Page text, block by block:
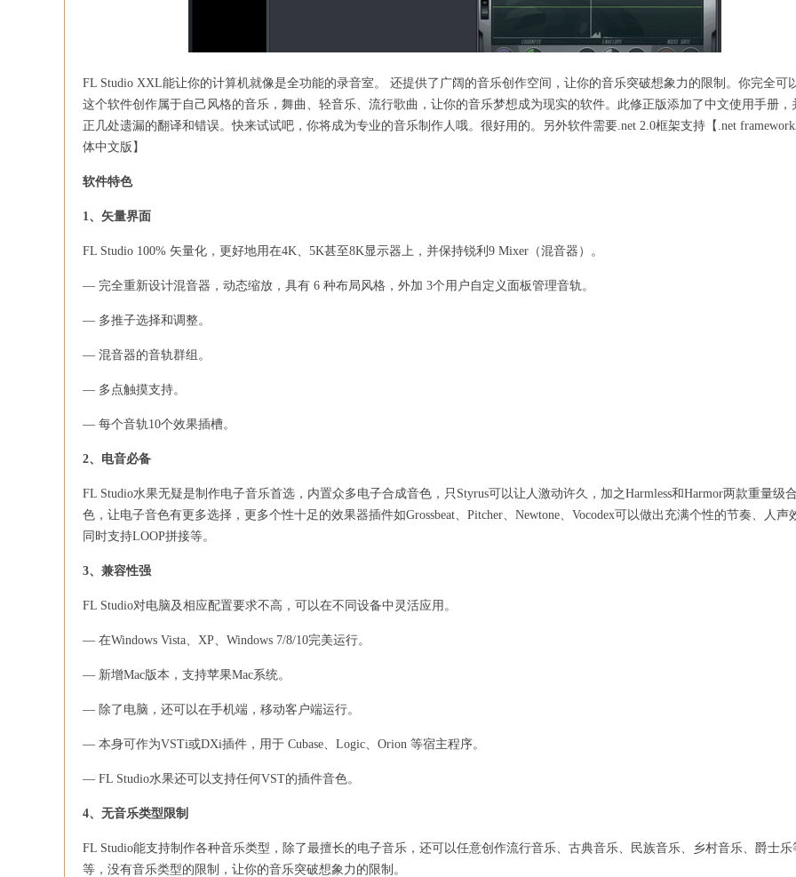
FL Studio XXL能让你的计算机就像是全功能的录音室。 还提供了广阔的音乐创作空间，让你的音乐突破想象力的限制。你完全可
这个软件创作属于自己风格的音乐，舞曲、轻音乐、流行歌曲，让你的音乐梦想成为现实的软件。此修正版添加了中文使用手册，
正几处遗漏的翻译和错误。快来试试吧，你将成为专业的音乐制作人哦。很好用的。另外软件需要.net 2.0框架支持【.net
体中文版】
软件特色
1、矢量界面
FL Studio 100% 矢量化，更好地用在4K、5K甚至8K显示器上，并保持锐利9 Mixer（混音器）。
— 完全重新设计混音器，动态缩放，具有 6 种布局风格，外加 3个用户自定义面板管理音轨。
— 多推子选择和调整。
— 混音器的音轨群组。
— 多点触摸支持。
— 每个音轨10个效果插槽。
2、电音必备
FL Studio水果无疑是制作电子音乐首选，内置众多电子合成音色，只Styrus可以让人激动许久，加之Harmless和Harmor两款重量级
色，让电子音色有更多选择，更多个性十足的效果器插件如Grossbeat、Pitcher、Newtone、Vocodex可以做出充满个性的节奏、人声
同时支持LOOP拼接等。
3、兼容性强
FL Studio对电脑及相应配置要求不高，可以在不同设备中灵活应用。
— 在Windows Vista、XP、Windows 7/8/10完美运行。
— 新增Mac版本，支持苹果Mac系统。
— 除了电脑，还可以在手机端，移动客户端运行。
— 本身可作为VSTi或DXi插件，用于 Cubase、Logic、Orion 等宿主程序。
— FL Studio水果还可以支持任何VST的插件音色。
4、无音乐类型限制
FL Studio能支持制作各种音乐类型，除了最擅长的电子音乐，还可以任意创作流行音乐、古典音乐、民族音乐、乡村音乐、爵士乐
等，没有音乐类型的限制，让你的音乐突破想象力的限制。